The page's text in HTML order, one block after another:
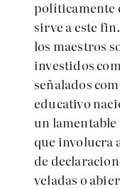
políticamente
sirve a este
los maestros
investidos
señalados
educativo
un lamentable
que involucra
de
veladas o